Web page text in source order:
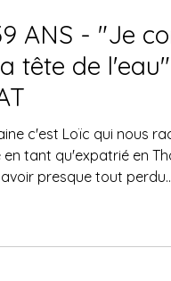
ANS - "Je
tête de
c'est Loïc qui nous
en tant qu'expatrié en
presque tout